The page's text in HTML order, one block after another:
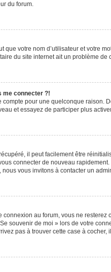
du forum.
votre nom d’utilisateur et votre
du site internet ait un problème de
me connecter ?!
compte pour une quelconque
et essayez de participer plus
il peut facilement être
connecter de nouveau rapidement.
vous invitons à contacter un
au forum, vous ne
souvenir de moi » lors de votre
pas à trouver cette case à